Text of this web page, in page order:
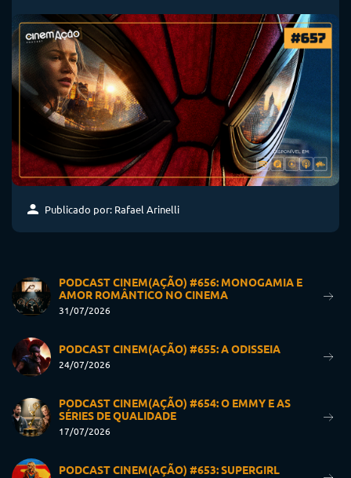
Publicado por: Rafael Arinelli
PODCAST CINEM(AÇÃO) #656: MONOGAMIA E
AMOR ROMÂNTICO NO CINEMA
31/07/2026
PODCAST CINEM(AÇÃO) #655: A ODISSEIA
24/07/2026
PODCAST CINEM(AÇÃO) #654: O EMMY E AS
SÉRIES DE QUALIDADE
17/07/2026
PODCAST CINEM(AÇÃO) #653: SUPERGIRL